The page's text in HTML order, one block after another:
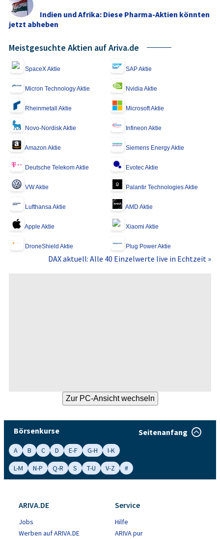
Indien und Afrika: Diese Pharma-Aktien könnten
jetzt abheben
Meistgesuchte Aktien auf Ariva.de
SpaceX Aktie SAP Aktie
Micron Technology Aktie Nvidia Aktie
Rheinmetall Aktie Microsoft Aktie
Novo-Nordisk Aktie Infineon Aktie
Amazon Aktie Siemens Energy Aktie
Deutsche Telekom Aktie Evotec Aktie
VW Aktie Palantir Technologies Aktie
Lufthansa Aktie AMD Aktie
Apple Aktie Xiaomi Aktie
DroneShield Aktie Plug Power Aktie
DAX aktuell: Alle 40 Einzelwerte live in Echtzeit »
Börsenkurse Seitenanfang
A B C D E-F G-H
I-K
L-M
N-P Q-R S T-U V-Z #
ARIVA.DE
Jobs
Werben auf ARIVA.DE
Service
Hilfe
ARIVA pur